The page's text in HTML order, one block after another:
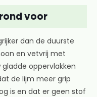
voor
dan de duurste
en vetvrij met
oppervlakken
de lijm meer grip
is en dat er geen stof